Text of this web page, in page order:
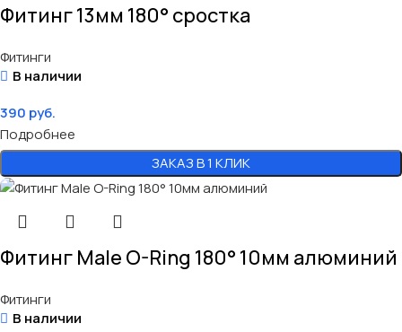
Фитинг 13мм 180° сростка
Фитинги
В наличии
390 руб.
Подробнее
ЗАКАЗ В 1 КЛИК
Фитинг Male O-Ring 180° 10мм алюминий
Фитинги
В наличии